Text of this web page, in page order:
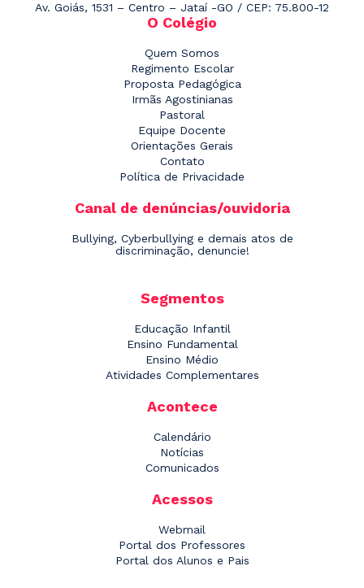
Av. Goiás, 1531 – Centro – Jataí -GO / CEP: 75.800-12
O Colégio
Quem Somos
Regimento Escolar
Proposta Pedagógica
Irmãs Agostinianas
Pastoral
Equipe Docente
Orientações Gerais
Contato
Política de Privacidade
Canal de denúncias/ouvidoria
Bullying, Cyberbullying e demais atos de
discriminação, denuncie!
Segmentos
Educação Infantil
Ensino Fundamental
Ensino Médio
Atividades Complementares
Acontece
Calendário
Notícias
Comunicados
Acessos
Webmail
Portal dos Professores
Portal dos Alunos e Pais